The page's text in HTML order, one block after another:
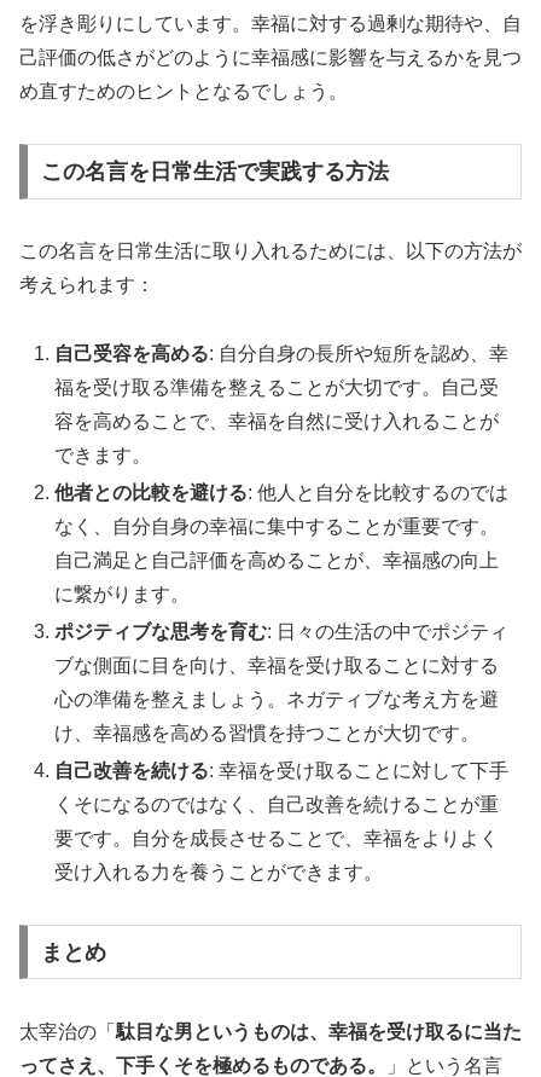
を浮き彫りにしています。幸福に対する過剰な期待や、自
己評価の低さがどのように幸福感に影響を与えるかを見つ
め直すためのヒントとなるでしょう。
この名言を日常生活で実践する方法
この名言を日常生活に取り入れるためには、以下の方法が
考えられます：
自己受容を高める: 自分自身の長所や短所を認め、幸
福を受け取る準備を整えることが大切です。自己受
容を高めることで、幸福を自然に受け入れることが
できます。
他者との比較を避ける: 他人と自分を比較するのでは
なく、自分自身の幸福に集中することが重要です。
自己満足と自己評価を高めることが、幸福感の向上
に繋がります。
ポジティブな思考を育む: 日々の生活の中でポジティ
ブな側面に目を向け、幸福を受け取ることに対する
心の準備を整えましょう。ネガティブな考え方を避
け、幸福感を高める習慣を持つことが大切です。
自己改善を続ける: 幸福を受け取ることに対して下手
くそになるのではなく、自己改善を続けることが重
要です。自分を成長させることで、幸福をよりよく
受け入れる力を養うことができます。
まとめ
太宰治の「 駄目な男というものは、幸福を受け取るに当た
ってさえ、下手くそを極めるものである。
」という名言